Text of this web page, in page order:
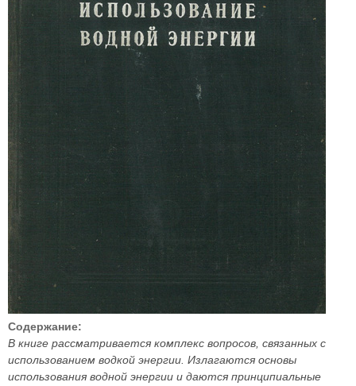
Содержание:
В книге рассматривается комплекс вопросов, связанных с
использованием водкой энергии. Излагаются основы
использования водной энергии и даются принципиальные